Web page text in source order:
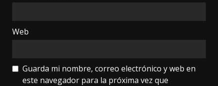
Web
Guarda mi nombre, correo electrónico y web en
este navegador para la próxima vez que